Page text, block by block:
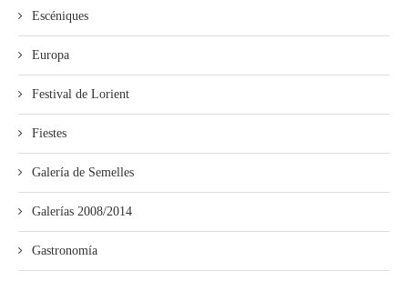
Escéniques
Europa
Festival de Lorient
Fiestes
Galería de Semelles
Galerías 2008/2014
Gastronomía